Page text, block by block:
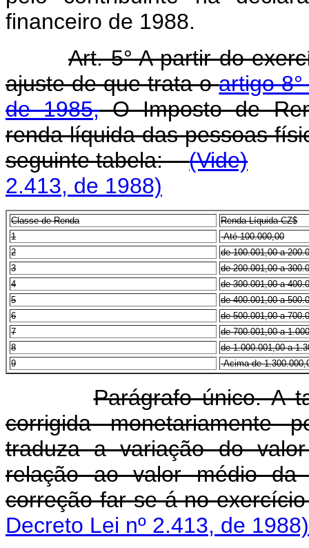
financeiro de 1988.
Art. 5° A partir do
ajuste de que trata oartigo
de 1985,O Imposto de
renda líquida das pessoas
seguinte tabela:
(Vide)
2.413, de 1988)
Classe de Renda
Renda Líquida CZ$
1
Até 100.000,00
2
de 100.001,00 a
3
de 200.001,00 a
4
de 300.001,00 a
5
de 400.001,00 a
6
de 500.001,00 a
7
de 700.001,00 a
8
de 1.000.001,00 a
9
Acima de
Parágrafo único. A
corrigida monetariamente
traduza a variação do
relação ao valor médio
correção far-se-á no
Decreto Lei nº 2.413, de 1988)